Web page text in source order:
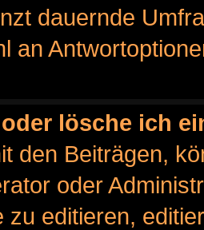
dauernde
an
lösche ich
den Beiträgen,
oder
zu editieren,